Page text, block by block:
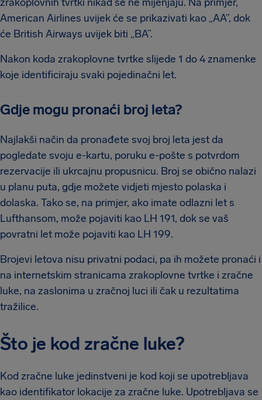
American Airlines uvijek će se prikazivati kao „AA”, dok
će British Airways uvijek biti „BA”.
Nakon koda zrakoplovne tvrtke slijede 1 do 4 znamenke
koje identificiraju svaki pojedinačni let.
Gdje mogu pronaći broj leta?
Najlakši način da pronađete svoj broj leta jest da
pogledate svoju e-kartu, poruku e-pošte s potvrdom
rezervacije ili ukrcajnu propusnicu. Broj se obično nalazi
u planu puta, gdje možete vidjeti mjesto polaska i
dolaska. Tako se, na primjer, ako imate odlazni let s
Lufthansom, može pojaviti kao LH 191, dok se vaš
povratni let može pojaviti kao LH 199.
Brojevi letova nisu privatni podaci, pa ih možete pronaći i
na internetskim stranicama zrakoplovne tvrtke i zračne
luke, na zaslonima u zračnoj luci ili čak u rezultatima
tražilice.
Što je kod zračne luke?
Kod zračne luke jedinstveni je kod koji se upotrebljava
kao identifikator lokacije za zračne luke. Upotrebljava se